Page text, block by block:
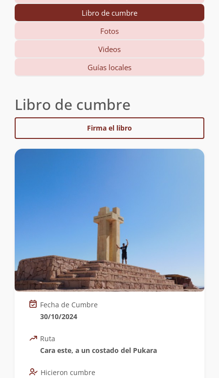
Libro de cumbre
Fotos
Videos
Guías locales
Libro de cumbre
Firma el libro
Fecha de Cumbre
30/10/2024
Ruta
Cara este, a un costado del Pukara
Hicieron cumbre